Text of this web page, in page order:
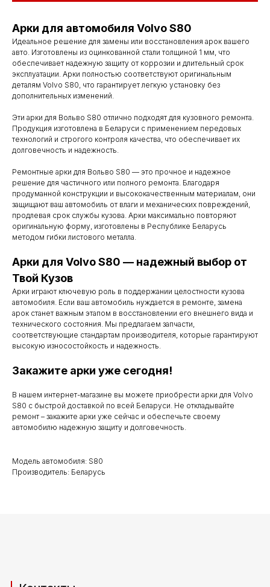
Арки для автомобиля Volvo S80
Идеальное решение для замены или восстановления арок вашего
авто. Изготовлены из оцинкованной стали толщиной 1 мм, что
обеспечивает надежную защиту от коррозии и длительный срок
эксплуатации. Арки полностью соответствуют оригинальным
деталям Volvo S80, что гарантирует легкую установку без
дополнительных изменений.
Эти арки для Вольво S80 отлично подходят для кузовного ремонта.
Продукция изготовлена в Беларуси с применением передовых
технологий и строгого контроля качества, что обеспечивает их
долговечность и надежность.
Ремонтные арки для Вольво S80 — это прочное и надежное
решение для частичного или полного ремонта. Благодаря
продуманной конструкции и высококачественным материалам, они
защищают ваш автомобиль от влаги и механических повреждений,
продлевая срок службы кузова. Арки максимально повторяют
оригинальную форму, изготовлены в Республике Беларусь
методом гибки листового металла.
Арки для Volvo S80 — надежный выбор от
Твой Кузов
Арки играют ключевую роль в поддержании целостности кузова
автомобиля. Если ваш автомобиль нуждается в ремонте, замена
арок станет важным этапом в восстановлении его внешнего вида и
технического состояния. Мы предлагаем запчасти,
соответствующие стандартам производителя, которые гарантируют
высокую износостойкость и надежность.
Закажите арки уже сегодня!
В нашем интернет-магазине вы можете приобрести арки для Volvo
S80 с быстрой доставкой по всей Беларуси. Не откладывайте
ремонт – закажите арки уже сейчас и обеспечьте своему
автомобилю надежную защиту и долговечность.
Модель автомобиля: S80
Производитель: Беларусь
Контакты
Телефоны для связи
+37529 231 88 27
Мы работаем
с понедельника
по субботу с 9.00
до 20.00